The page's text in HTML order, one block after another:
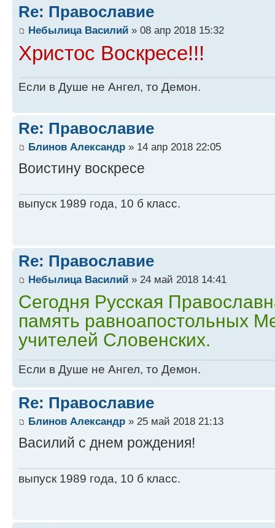
Re: Православие
Небылица Василий » 08 апр 2018 15:32
Христос Воскресе!!!
Если в Душе не Ангел, то Демон.
Re: Православие
Блинов Александр » 14 апр 2018 22:05
Воистину воскресе
выпуск 1989 года, 10 б класс.
Re: Православие
Небылица Василий » 24 май 2018 14:41
Сегодня Русская
память равноапостольных
учителей Словенских.
Если в Душе не Ангел, то Демон.
Re: Православие
Блинов Александр » 25 май 2018 21:13
Василий с днем рождения!
выпуск 1989 года, 10 б класс.